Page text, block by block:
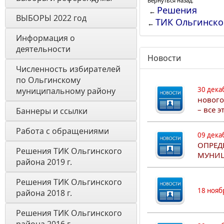
ВЫБОРЫ 2022 год
Информация о
деятельности
Численность избирателей
по Ольгинскому
муниципальному району
Баннеры и ссылки
Работа с обращениями
Решения ТИК Ольгинского
района 2019 г.
Решения ТИК Ольгинского
района 2018 г.
Решения ТИК Ольгинского
← Решения
← ТИК
Новости
30
– все
09
18